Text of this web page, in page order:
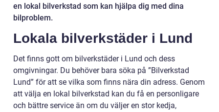
en lokal bilverkstad som kan hjälpa dig med dina
bilproblem.
Lokala bilverkstäder i Lund
Det finns gott om bilverkstäder i Lund och dess
omgivningar. Du behöver bara söka på ”Bilverkstad
Lund” för att se vilka som finns nära din adress. Genom
att välja en lokal bilverkstad kan du få en personligare
och bättre service än om du väljer en stor kedja,